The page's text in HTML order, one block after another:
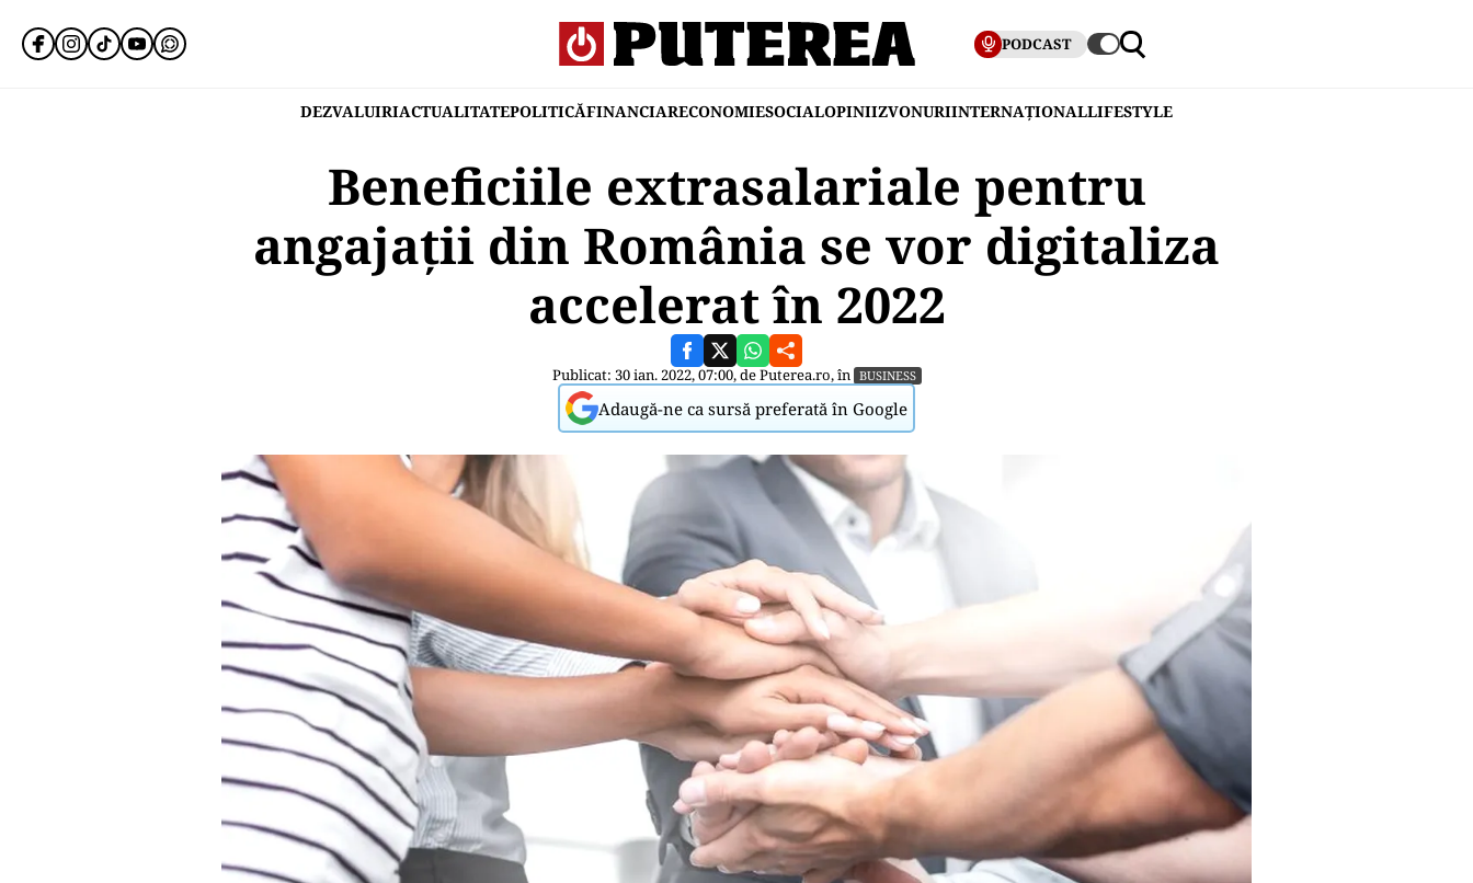
PODCAST
DEZVALUIRIACTUALITATEPOLITICĂFINANCIARECONOMIESOCIALOPINIIZVONURIINTERNAȚIONALLIFESTYLE
Beneficiile extrasalariale pentru
angajații din România se vor digitaliza
accelerat în 2022
Publicat: 30 ian. 2022, 07:00, dePuterea.ro, în BUSINESS
Adaugă-ne ca sursă preferată în Google